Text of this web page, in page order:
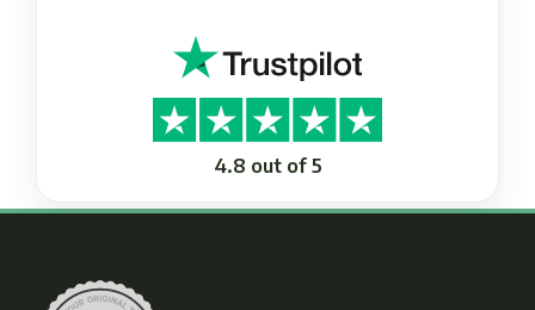
4.8 out of 5